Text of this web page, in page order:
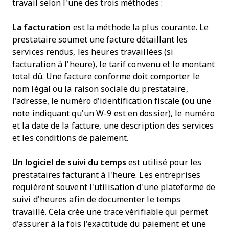
travail selon l'une des trois méthodes :
La facturation est la méthode la plus courante. Le
prestataire soumet une facture détaillant les
services rendus, les heures travaillées (si
facturation à l'heure), le tarif convenu et le montant
total dû. Une facture conforme doit comporter le
nom légal ou la raison sociale du prestataire,
l'adresse, le numéro d'identification fiscale (ou une
note indiquant qu'un W-9 est en dossier), le numéro
et la date de la facture, une description des services
et les conditions de paiement.
Un logiciel de suivi du temps est utilisé pour les
prestataires facturant à l'heure. Les entreprises
requièrent souvent l'utilisation d'une plateforme de
suivi d'heures afin de documenter le temps
travaillé. Cela crée une trace vérifiable qui permet
d'assurer à la fois l'exactitude du paiement et une